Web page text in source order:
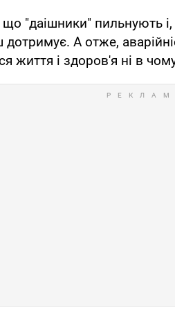
що "даішники" пильнують
А отже,
життя і здоров'я ні в